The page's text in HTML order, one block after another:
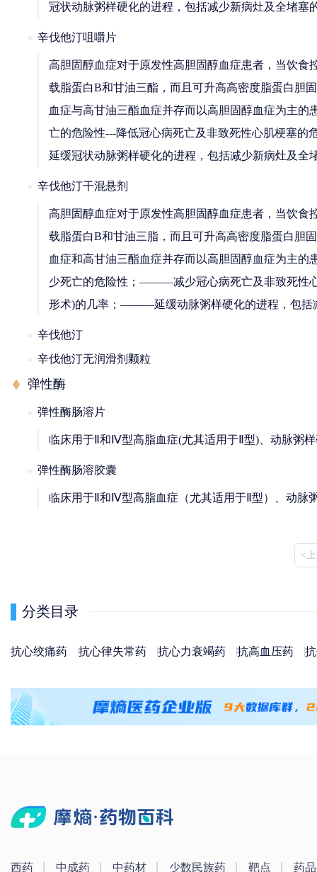
冠状动脉粥样硬化的进程，包括减少新病灶及全堵塞
辛伐他汀咀嚼片
高胆固醇血症对于原发性高胆固醇血症患者，当饮
载脂蛋白B和甘油三酯，而且可升高高密度脂蛋白胆
血症与高甘油三酯血症并存而以高胆固醇血症为主
亡的危险性---降低冠心病死亡及非致死性心肌梗塞的
延缓冠状动脉粥样硬化的进程，包括减少新病灶及全
辛伐他汀干混悬剂
高胆固醇血症对于原发性高胆固醇血症患者，当饮
载脂蛋白B和甘油三脂，而且可升高高密度脂蛋白胆
血症和高甘油三酯血症并存而以高胆固醇血症为主
少死亡的危险性；―――减少冠心病死亡及非致死性
形术)的几率；―――延缓动脉粥样硬化的进程，包括
辛伐他汀
辛伐他汀无润滑剂颗粒
弹性酶
弹性酶肠溶片
临床用于Ⅱ和Ⅳ型高脂血症(尤其适用于Ⅱ型)、动脉粥
弹性酶肠溶胶囊
临床用于Ⅱ和Ⅳ型高脂血症（尤其适用于Ⅱ型）、动脉
<
分类目录
抗心绞痛药 抗心律失常药 抗心力衰竭药 抗高血压药
西药 中成药 中药材 少数民族药 靶点 药